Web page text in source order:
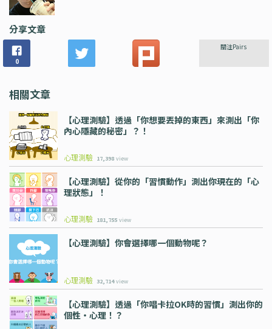
分享文章
0
關注Pairs
相關文章
【心理測驗】透過「你想要丟掉的東西」來測出「你
內心隱藏的秘密」？！
心理測驗 17,398 view
【心理測驗】從你的「習慣動作」測出你現在的「心
理狀態」！
心理測驗 181,755 view
【心理測驗】你會選擇哪一個動物呢？
心理測驗 32,714 view
【心理測驗】透過「你唱卡拉OK時的習慣」測出你的
個性・心理！？